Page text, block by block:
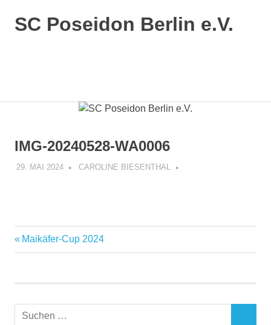
SC Poseidon Berlin e.V.
IMG-20240528-WA0006
29. MAI 2024 CAROLINE BIESENTHAL
Maikäfer-Cup 2024